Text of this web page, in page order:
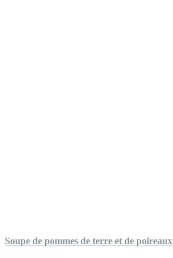
Soupe de pommes de terre et de poireaux